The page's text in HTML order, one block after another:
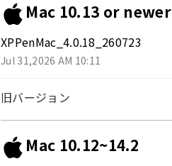
Mac 10.13 or newer
XPPenMac_4.0.18_260723
Jul 31,2026 AM 10:11
旧バージョン
Mac 10.12~14.2